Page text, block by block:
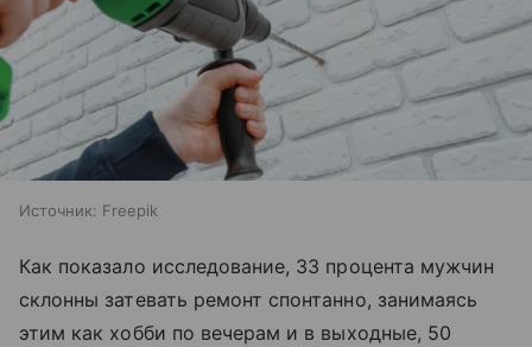
Источник: Freepik
Как показало исследование, 33 процента мужчин
склонны затевать ремонт спонтанно, занимаясь
этим как хобби по вечерам и в выходные, 50